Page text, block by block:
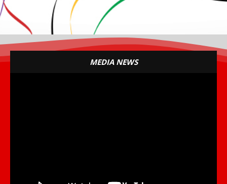
MEDIA NEWS